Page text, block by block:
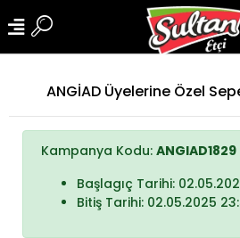
ANGİAD Üyelerine Özel
Kampanya Kodu: ANGIAD1829
Başlagıç Tarihi:
Bitiş Tarihi: 02.05.2025